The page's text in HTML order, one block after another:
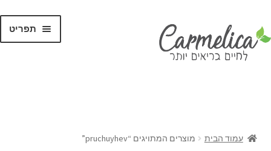
תפריט
עמוד הבית מוצרים המתויגים “pruchuyhev”